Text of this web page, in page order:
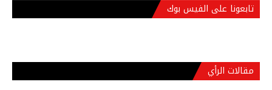
تابعونا على الفيس بوك
مقالات الرأي